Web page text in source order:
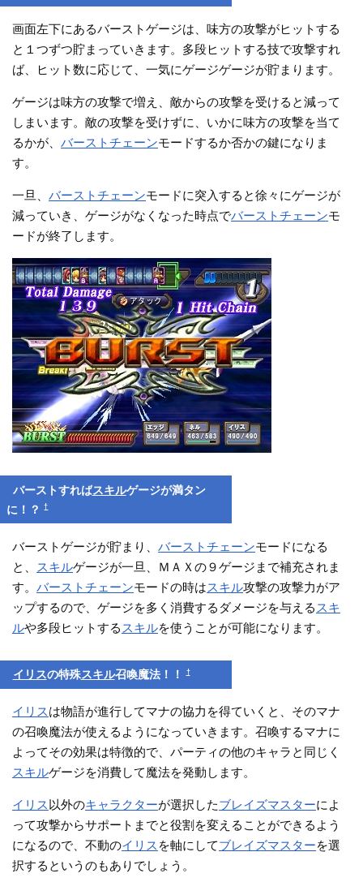
画面左下にあるバーストゲージは、味方の攻撃がヒットする
と１つずつ貯まっていきます。多段ヒットする技で攻撃すれ
ば、ヒット数に応じて、一気にゲージゲージが貯まります。
ゲージは味方の攻撃で増え、敵からの攻撃を受けると減って
しまいます。敵の攻撃を受けずに、いかに味方の攻撃を当て
るかが、バーストチェーンモードするか否かの鍵になりま
す。
一旦、バーストチェーンモードに突入すると徐々にゲージが
減っていき、ゲージがなくなった時点でバーストチェーンモ
ードが終了します。
バーストすればスキルゲージが満タン
に！？†
バーストゲージが貯まり、バーストチェーンモードになる
と、
スキルゲージが一旦、ＭＡＸの９ゲージまで補充されま
す。バーストチェーンモードの時はスキル攻撃の攻撃力がア
ップするので、ゲージを多く消費するダメージを与える スキ
ルや多段ヒットする スキルを使うことが可能になります。
イリスの特殊スキル召喚魔法！！†
イリスは物語が進行してマナの協力を得ていくと、そのマナ
の召喚魔法が使えるようになっていきます。召喚するマナに
よってその効果は特徴的で、パーティの他のキャラと同じく
スキルゲージを消費して魔法を発動します。
イリス 以外のキャラクターが選択したブレイズマスターによ
って攻撃からサポートまでと役割を変えることができるよう
になるので、不動のイリス を軸にしてブレイズマスターを選
択するというのもありでしょう。